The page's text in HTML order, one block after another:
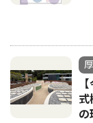
式
の